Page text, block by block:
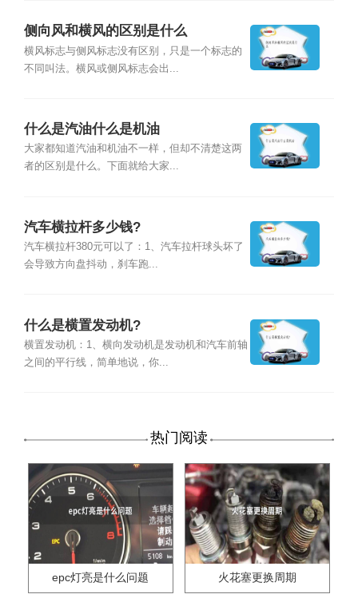
侧向风和横风的区别是什么
横风标志与侧风标志没有区别，只是一个标志的
不同叫法。横风或侧风标志会出...
什么是汽油什么是机油
大家都知道汽油和机油不一样，但却不清楚这两
者的区别是什么。下面就给大家...
汽车横拉杆多少钱?
汽车横拉杆380元可以了：1、汽车拉杆球头坏了
会导致方向盘抖动，刹车跑...
什么是横置发动机?
横置发动机：1、横向发动机是发动机和汽车前轴
之间的平行线，简单地说，你...
热门阅读
epc灯亮是什么问题 火花塞更换周期